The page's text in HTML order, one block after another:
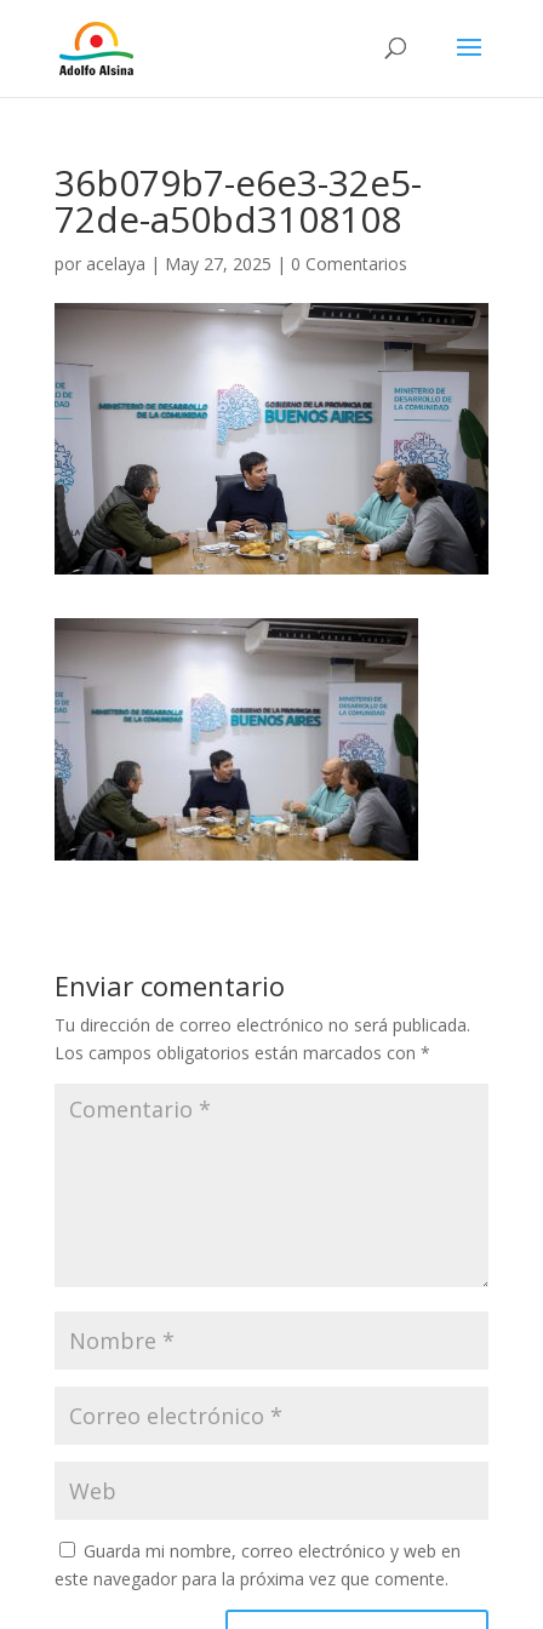
36b079b7-e6e3-32e5-
72de-a50bd3108108
por acelaya | May 27, 2025 | 0 Comentarios
Enviar comentario
Tu dirección de correo electrónico no será publicada.
Los campos obligatorios están marcados con *
Guarda mi nombre, correo electrónico y web en
este navegador para la próxima vez que comente.